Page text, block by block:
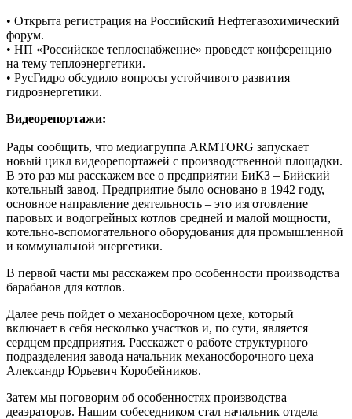
• Открыта регистрация на Российский Нефтегазохимический
форум.
• НП «Российское теплоснабжение» проведет конференцию
на тему теплоэнергетики.
• РусГидро обсудило вопросы устойчивого развития
гидроэнергетики.
Видеорепортажи:
Рады сообщить, что медиагруппа ARMTORG запускает
новый цикл видеорепортажей с производственной площадки.
В это раз мы расскажем все о предприятии БиКЗ – Бийский
котельный завод. Предприятие было основано в 1942 году,
основное направление деятельность – это изготовление
паровых и водогрейных котлов средней и малой мощности,
котельно-вспомогательного оборудования для промышленной
и коммунальной энергетики.
В первой части мы расскажем про особенности производства
барабанов для котлов.
Далее речь пойдет о механосборочном цехе, который
включает в себя несколько участков и, по сути, является
сердцем предприятия. Расскажет о работе структурного
подразделения завода начальник механосборочного цеха
Александр Юрьевич Коробейников.
Затем мы поговорим об особенностях производства
деаэраторов. Нашим собеседником стал начальник отдела